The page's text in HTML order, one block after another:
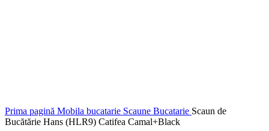
Prima pagină Mobila bucatarie Scaune Bucatarie Scaun de
Bucătărie Hans (HLR9) Catifea Camal+Black